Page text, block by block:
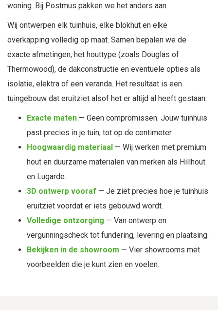
woning. Bij Postmus pakken we het anders aan.
Wij ontwerpen elk tuinhuis, elke blokhut en elke
overkapping volledig op maat. Samen bepalen we de
exacte afmetingen, het houttype (zoals Douglas of
Thermowood), de dakconstructie en eventuele opties als
isolatie, elektra of een veranda. Het resultaat is een
tuingebouw dat eruitziet alsof het er altijd al heeft gestaan.
Exacte maten — Geen compromissen. Jouw tuinhuis
past precies in je tuin, tot op de centimeter.
Hoogwaardig materiaal — Wij werken met premium
hout en duurzame materialen van merken als Hillhout
en Lugarde.
3D ontwerp vooraf — Je ziet precies hoe je tuinhuis
eruitziet voordat er iets gebouwd wordt.
Volledige ontzorging — Van ontwerp en
vergunningscheck tot fundering, levering en plaatsing.
Bekijken in de showroom — Vier showrooms met
voorbeelden die je kunt zien en voelen.